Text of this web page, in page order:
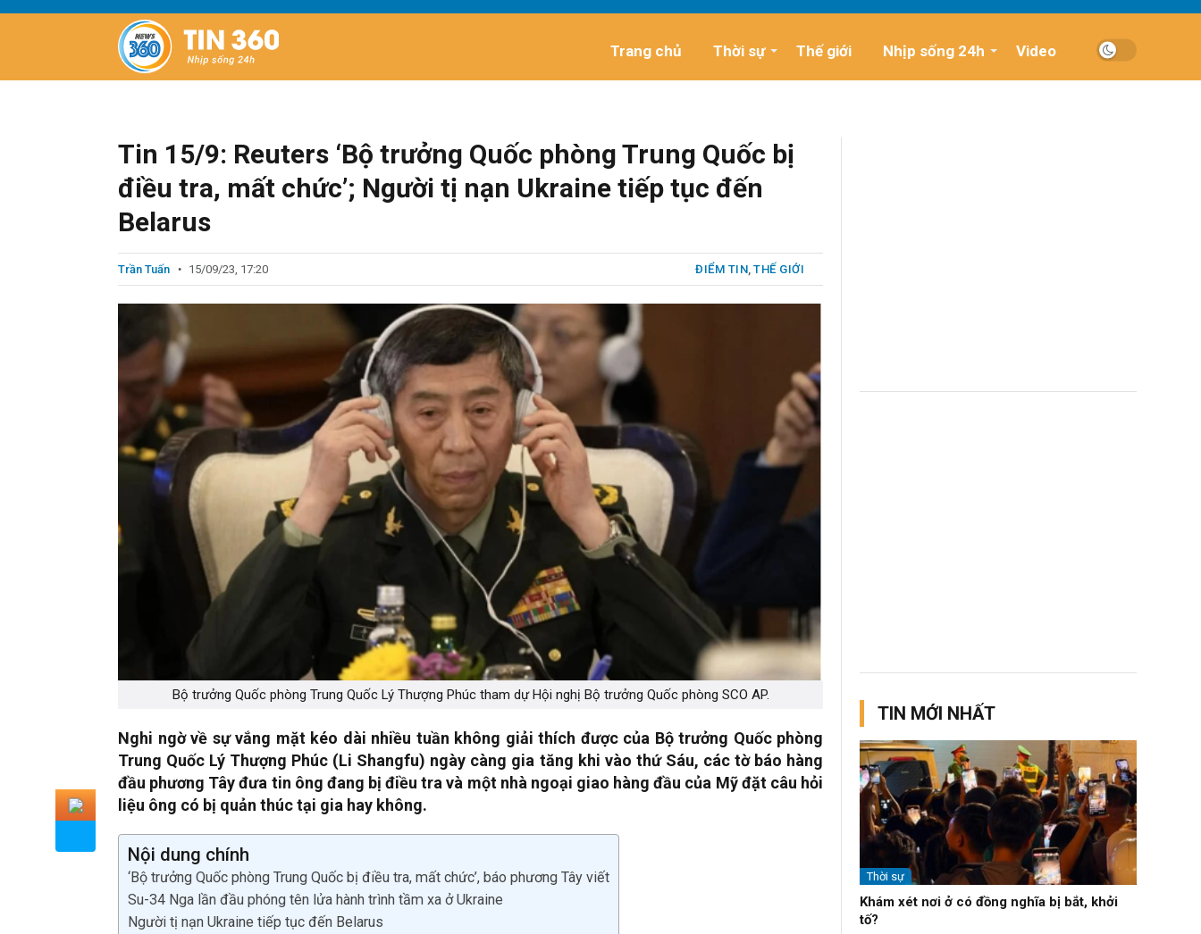
Trang chủ Thời sự Thế giới Nhịp sống 24h Video
Tin 15/9: Reuters ‘Bộ trưởng Quốc phòng Trung Quốc bị
điều tra, mất chức’; Người tị nạn Ukraine tiếp tục đến
Belarus
Trần Tuấn 15/09/23, 17:20 ĐIỂM TIN, THẾ GIỚI
Bộ trưởng Quốc phòng Trung Quốc Lý Thượng Phúc tham dự Hội nghị Bộ trưởng Quốc phòng SCO AP.
Nghi ngờ về sự vắng mặt kéo dài nhiều tuần không giải thích được của Bộ trưởng Quốc phòng
Trung Quốc Lý Thượng Phúc (Li Shangfu) ngày càng gia tăng khi vào thứ Sáu, các tờ báo hàng
đầu phương Tây đưa tin ông đang bị điều tra và một nhà ngoại giao hàng đầu của Mỹ đặt câu hỏi
liệu ông có bị quản thúc tại gia hay không.
Nội dung chính
‘Bộ trưởng Quốc phòng Trung Quốc bị điều tra, mất chức’, báo phương Tây viết
Su-34 Nga lần đầu phóng tên lửa hành trình tầm xa ở Ukraine
Người tị nạn Ukraine tiếp tục đến Belarus
TIN MỚI NHẤT
Thời sự
Khám xét nơi ở có đồng nghĩa bị bắt, khởi
tố?